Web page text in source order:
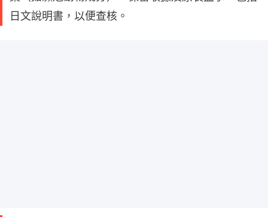
日文說明書​，以便查核。